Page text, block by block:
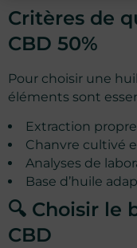
Critères de
CBD 50%
Pour choisir une
éléments sont
Extraction propre
Chanvre cultivé
Analyses de
Base d’huile
🔍 Choisir le
CBD